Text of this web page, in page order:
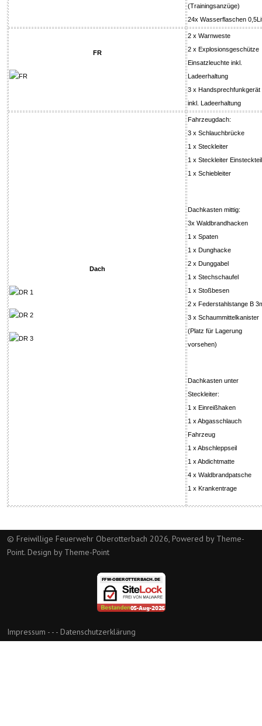
(Trainingsanzüge)
24x Wasserflaschen
FR
2 x Warnweste
2 x Explosionsgeschütze
Einsatzleuchte inkl.
Ladeerhaltung
3 x Handsprechfunkgerät
inkl. Ladeerhaltung
Dach
Fahrzeugdach:
3 x Schlauchbrücke
1 x Steckleiter
1 x Steckleiter Einsteckteil
1 x Schiebleiter
Dachkasten mittig:
3x Waldbrandhacken
1 x Spaten
1 x Dunghacke
2 x Dunggabel
1 x Stechschaufel
1 x Stoßbesen
2 x Federstahlstange B
3 x Schaummittelkanister
(Platz für Lagerung
vorsehen)
Dachkasten unter
Steckleiter:
1 x Einreißhaken
1 x Abgasschlauch
Fahrzeug
1 x Abschleppseil
1 x Abdichtmatte
4 x Waldbrandpatsche
1 x Krankentrage
© Freiwillige Feuerwehr Oberotterbach 2026, Powered by Theme-
Point. Design by Theme-Point
Impressum - - - Datenschutzerklärung